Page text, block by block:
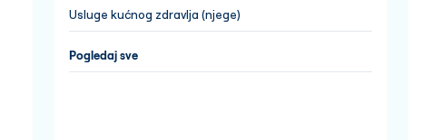
Usluge kućnog zdravlja (njege)
Pogledaj sve